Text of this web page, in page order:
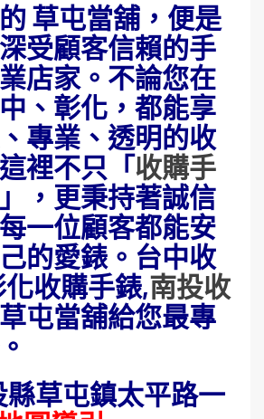
草屯當舖，便是
受顧客信賴的手
店家。不論您在
、彰化，都能享
專業、透明的收
裡不只「收購手
，更秉持著誠信
一位顧客都能安
的愛錶。台中收
收購手錶,南投收
屯當舖給您最專
。
縣草屯鎮太平路一